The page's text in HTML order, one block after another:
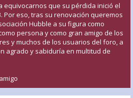
equivocarnos que su pérdida inició el
Por eso, tras su renovación queremos
Hubble a su figura como
persona y como gran amigo de los
y muchos de los usuarios del foro, a
agrado y sabiduría en multitud de